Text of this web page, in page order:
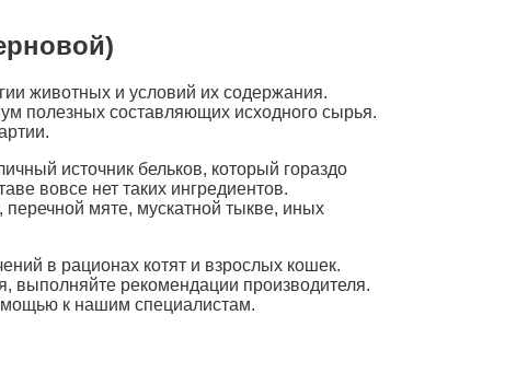
животных и условий их содержания.
полезных составляющих исходного сырья.
источник бельков, который гораздо
вовсе нет таких ингредиентов.
мяте, мускатной тыкве, иных
в рационах котят и взрослых кошек.
выполняйте рекомендации производителя.
к нашим специалистам.